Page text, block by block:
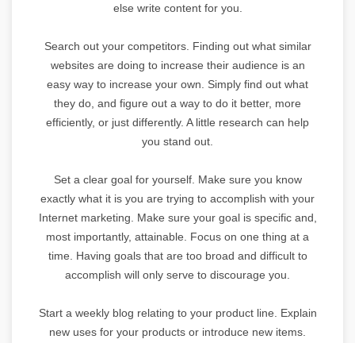
else write content for you.
Search out your competitors. Finding out what similar
websites are doing to increase their audience is an
easy way to increase your own. Simply find out what
they do, and figure out a way to do it better, more
efficiently, or just differently. A little research can help
you stand out.
Set a clear goal for yourself. Make sure you know
exactly what it is you are trying to accomplish with your
Internet marketing. Make sure your goal is specific and,
most importantly, attainable. Focus on one thing at a
time. Having goals that are too broad and difficult to
accomplish will only serve to discourage you.
Start a weekly blog relating to your product line. Explain
new uses for your products or introduce new items.